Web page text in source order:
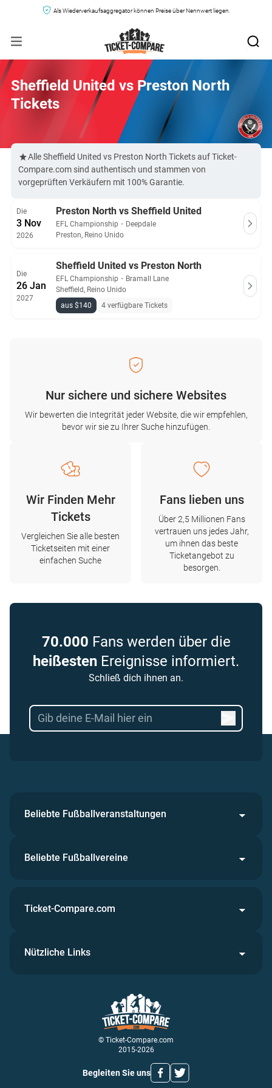
Als Wiederverkaufsaggregator können Preise über Nennwert liegen.
Sheffield United vs Preston North
Tickets
Alle Sheffield United vs Preston North Tickets auf Ticket-
Compare.com sind authentisch und stammen von
vorgeprüften Verkäufern mit 100% Garantie.
Die
3 Nov
2026
Preston North vs Sheffield United
EFL Championship ・ Deepdale
Preston, Reino Unido
Die
26 Jan
2027
Sheffield United vs Preston North
EFL Championship ・ Bramall Lane
Sheffield, Reino Unido
aus $140
4 verfügbare Tickets
Nur sichere und sichere Websites
Wir bewerten die Integrität jeder Website, die wir empfehlen,
bevor wir sie zu Ihrer Suche hinzufügen.
Wir Finden Mehr
Tickets
Vergleichen Sie alle besten
Ticketseiten mit einer
einfachen Suche
Fans lieben uns
Über 2,5 Millionen Fans
vertrauen uns jedes Jahr,
um ihnen das beste
Ticketangebot zu
besorgen.
70.000 Fans werden über die
heißesten Ereignisse informiert.
Schließ dich ihnen an.
Beliebte Fußballveranstaltungen
Beliebte Fußballvereine
© Ticket-Compare.com
2015-2026
Begleiten Sie uns
Ticket-Compare.com
Nützliche Links